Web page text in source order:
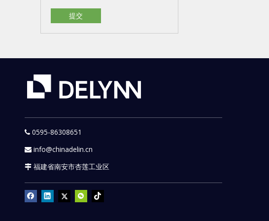
提交
 0595-86308651
 info@chinadelin.cn
 福建省南安市杏莲工业区